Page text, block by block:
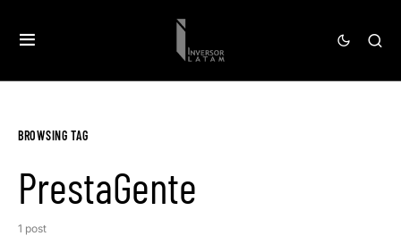
BROWSING TAG
PrestaGente
1 post